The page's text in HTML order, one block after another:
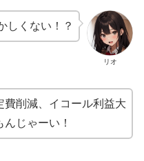
リオ
しくない！？
費削減、イコール利益大
じゃーい！